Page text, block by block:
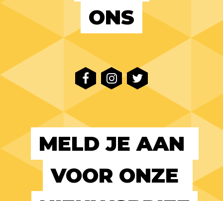
ONS
MELD JE AAN
VOOR ONZE